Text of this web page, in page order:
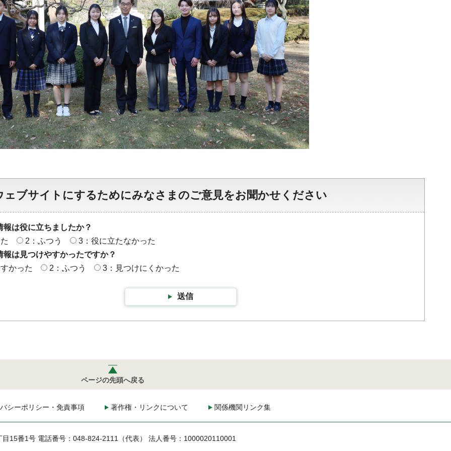
ェブサイトにするためにみなさまのご意見をお聞かせください
報は役に立ちましたか？
2：ふつう
3：役に立たなかった
報は見つけやすかったですか？
かった
2：ふつう 3：見つけにくかった
送信
ページの先頭へ戻る
シーポリシー・免責事項 著作権・リンクについて 関係機関リンク集
目15番1号 電話番号：048-824-2111（代表） 法人番号：1000020110001